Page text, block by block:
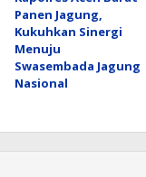
Panen Jagung,
Kukuhkan Sinergi
Menuju
Swasembada Jagung
Nasional